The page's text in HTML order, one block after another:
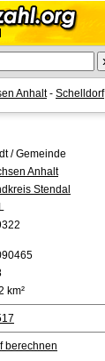
Anhalt- Schelldorf
/ Gemeinde
Anhalt
Stendal
km²
berechnen